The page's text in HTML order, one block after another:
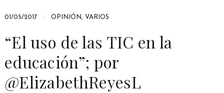
01/05/2017 OPINIÓN VARIOS
“El uso de las TIC en la
educación”; por
@ElizabethReyesL